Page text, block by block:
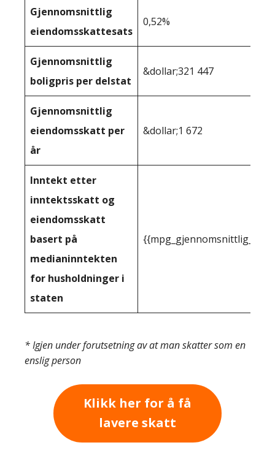
Gjennomsnittlig
eiendomsskattesats
0,52%
Gjennomsnittlig
boligpris per delstat
&dollar;321 447
Gjennomsnittlig
eiendomsskatt per
år
&dollar;1 672
Inntekt etter
inntektsskatt og
eiendomsskatt
basert på
medianinntekten
for husholdninger i
staten
* Igjen under forutsetning av at man skatter som en
enslig person
Klikk her for å få
lavere skatt